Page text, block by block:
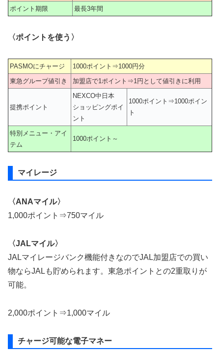
ポイント期限
最長3年間
〈ポイントを使う〉
PASMOにチャージ
1000ポイント⇒1000円分
東急グループ値引き
加盟店で1ポイント⇒1円として値引きに利用
提携ポイント
NEXCO中日本
ショッピングポイ
ント
1000ポイント⇒1000ポイン
ト
特別メニュー・アイ
テム
1000ポイント～
マイレージ
〈ANAマイル〉
1,000ポイント⇒750マイル
〈JALマイル〉
JALマイレージバンク機能付きなのでJAL加盟店での買い
物ならJALも貯められます。東急ポイントとの2重取りが
可能。
2,000ポイント⇒1,000マイル
チャージ可能な電子マネー